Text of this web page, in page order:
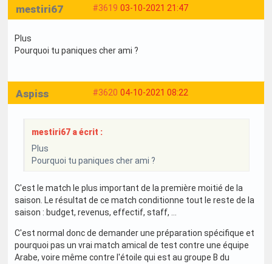
#3619 03-10-2021 21:47
mestiri67
Plus
Pourquoi tu paniques cher ami ?
#3620 04-10-2021 08:22
Aspiss
mestiri67 a écrit :
Plus
Pourquoi tu paniques cher ami ?
C'est le match le plus important de la première moitié de la
saison. Le résultat de ce match conditionne tout le reste de la
saison : budget, revenus, effectif, staff, ...
C'est normal donc de demander une préparation spécifique et
pourquoi pas un vrai match amical de test contre une équipe
Arabe, voire même contre l'étoile qui est au groupe B du